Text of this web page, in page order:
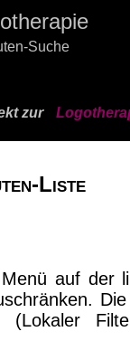
Suche
zur
Liste
auf der
(Lokaler